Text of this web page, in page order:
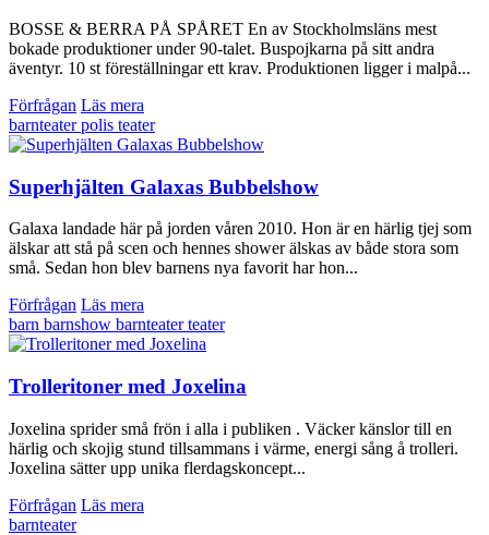
BOSSE & BERRA PÅ SPÅRET En av Stockholmsläns mest
bokade produktioner under 90-talet. Buspojkarna på sitt andra
äventyr. 10 st föreställningar ett krav. Produktionen ligger i malpå...
Förfrågan Läs mera
barnteaterpolis teater
Superhjälten Galaxas Bubbelshow
Galaxa landade här på jorden våren 2010. Hon är en härlig tjej som
älskar att stå på scen och hennes shower älskas av både stora som
små. Sedan hon blev barnens nya favorit har hon...
Förfrågan Läs mera
barn barnshow barnteaterteater
Trolleritoner med Joxelina
Joxelina sprider små frön i alla i publiken . Väcker känslor till en
härlig och skojig stund tillsammans i värme, energi sång å trolleri.
Joxelina sätter upp unika flerdagskoncept...
Förfrågan Läs mera
barnteater